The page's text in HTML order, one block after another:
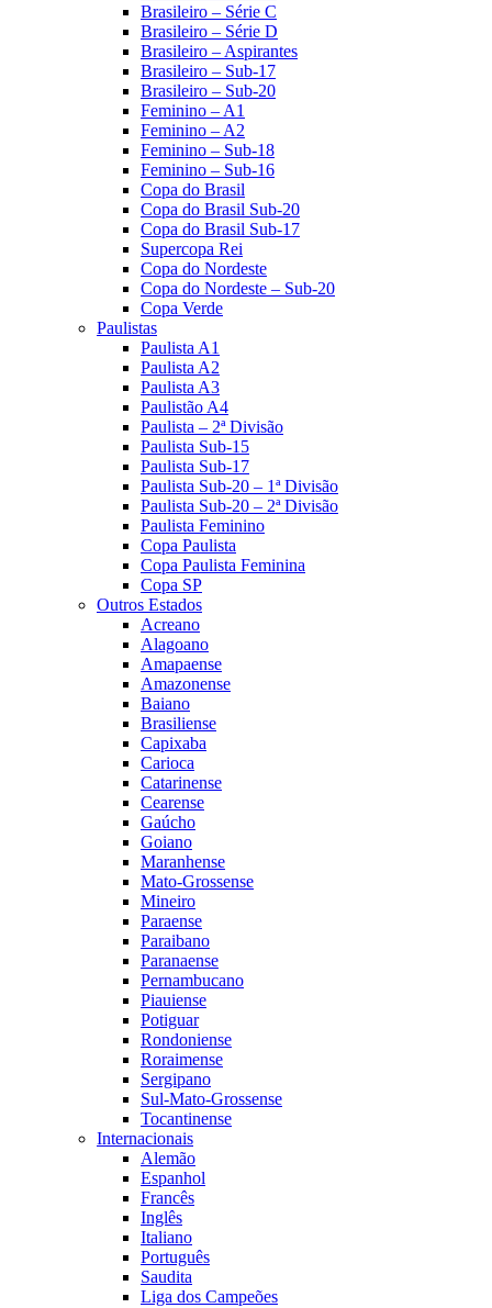
Brasileiro – Série C
Brasileiro – Série D
Brasileiro – Aspirantes
Brasileiro – Sub-17
Brasileiro – Sub-20
Feminino – A1
Feminino – A2
Feminino – Sub-18
Feminino – Sub-16
Copa do Brasil
Copa do Brasil Sub-20
Copa do Brasil Sub-17
Supercopa Rei
Copa do Nordeste
Copa do Nordeste – Sub-20
Copa Verde
Paulistas
Paulista A1
Paulista A2
Paulista A3
Paulistão A4
Paulista – 2ª Divisão
Paulista Sub-15
Paulista Sub-17
Paulista Sub-20 – 1ª Divisão
Paulista Sub-20 – 2ª Divisão
Paulista Feminino
Copa Paulista
Copa Paulista Feminina
Copa SP
Outros Estados
Acreano
Alagoano
Amapaense
Amazonense
Baiano
Brasiliense
Capixaba
Carioca
Catarinense
Cearense
Gaúcho
Goiano
Maranhense
Mato-Grossense
Mineiro
Paraense
Paraibano
Paranaense
Pernambucano
Piauiense
Potiguar
Rondoniense
Roraimense
Sergipano
Sul-Mato-Grossense
Tocantinense
Internacionais
Alemão
Espanhol
Francês
Inglês
Italiano
Português
Saudita
Liga dos Campeões